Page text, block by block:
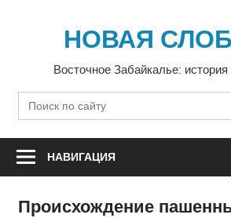
содержимомуНОВАЯ
Восточное Забайкалье: история
Search
for:
НАВИГАЦИЯ
Происхождение